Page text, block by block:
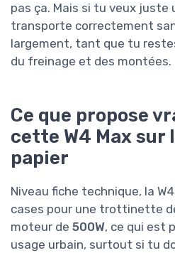
pas ça. Mais si tu veux juste
transporte correctement
largement, tant que tu
du freinage et des montées.
Ce que propose
cette W4 Max sur
papier
Niveau fiche technique, la
cases pour une trottinette
moteur de 500W, ce qui est
usage urbain, surtout si tu